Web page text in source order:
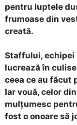
pentru luptele
frumoase din
creată.
Staffului, echipei
lucrează în
ceea ce au făcut
Iar vouă, celor
mulțumesc
fost o onoare să